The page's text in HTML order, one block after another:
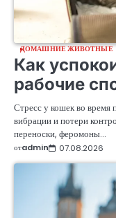
ДОМАШНИЕ ЖИВОТНЫЕ
Как
рабочие
Стресс у кошек во время
вибрации и потери
переноски, феромоны…
отadmin 07.08.2026